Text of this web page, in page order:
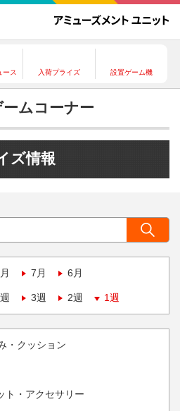
ース 入荷プライズ 設置ゲーム機
ムコーナー
ズ情報
7月 6月
3週 2週 1週
・クッション
ト・アクセサリー